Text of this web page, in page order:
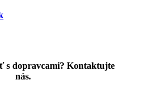
s dopravcami? Kontaktujte
nás.